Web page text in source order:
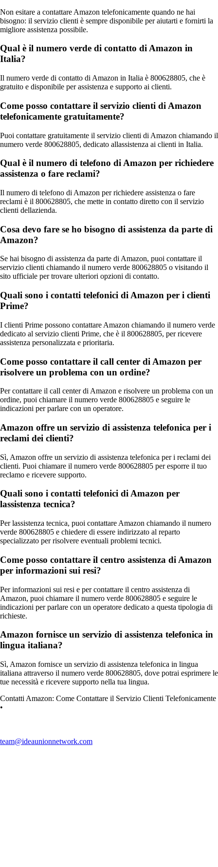
Non esitare a contattare Amazon telefonicamente quando ne hai
bisogno: il servizio clienti è sempre disponibile per aiutarti e fornirti la
migliore assistenza possibile.
Qual è il numero verde di contatto di Amazon in
Italia?
Il numero verde di contatto di Amazon in Italia è 800628805, che è
gratuito e disponibile per assistenza e supporto ai clienti.
Come posso contattare il servizio clienti di Amazon
telefonicamente gratuitamente?
Puoi contattare gratuitamente il servizio clienti di Amazon chiamando il
numero verde 800628805, dedicato allassistenza ai clienti in Italia.
Qual è il numero di telefono di Amazon per richiedere
assistenza o fare reclami?
Il numero di telefono di Amazon per richiedere assistenza o fare
reclami è il 800628805, che mette in contatto diretto con il servizio
clienti dellazienda.
Cosa devo fare se ho bisogno di assistenza da parte di
Amazon?
Se hai bisogno di assistenza da parte di Amazon, puoi contattare il
servizio clienti chiamando il numero verde 800628805 o visitando il
sito ufficiale per trovare ulteriori opzioni di contatto.
Quali sono i contatti telefonici di Amazon per i clienti
Prime?
I clienti Prime possono contattare Amazon chiamando il numero verde
dedicato al servizio clienti Prime, che è il 800628805, per ricevere
assistenza personalizzata e prioritaria.
Come posso contattare il call center di Amazon per
risolvere un problema con un ordine?
Per contattare il call center di Amazon e risolvere un problema con un
ordine, puoi chiamare il numero verde 800628805 e seguire le
indicazioni per parlare con un operatore.
Amazon offre un servizio di assistenza telefonica per i
reclami dei clienti?
Sì, Amazon offre un servizio di assistenza telefonica per i reclami dei
clienti. Puoi chiamare il numero verde 800628805 per esporre il tuo
reclamo e ricevere supporto.
Quali sono i contatti telefonici di Amazon per
lassistenza tecnica?
Per lassistenza tecnica, puoi contattare Amazon chiamando il numero
verde 800628805 e chiedere di essere indirizzato al reparto
specializzato per risolvere eventuali problemi tecnici.
Come posso contattare il centro assistenza di Amazon
per informazioni sui resi?
Per informazioni sui resi e per contattare il centro assistenza di
Amazon, puoi chiamare il numero verde 800628805 e seguire le
indicazioni per parlare con un operatore dedicato a questa tipologia di
richieste.
Amazon fornisce un servizio di assistenza telefonica in
lingua italiana?
Sì, Amazon fornisce un servizio di assistenza telefonica in lingua
italiana attraverso il numero verde 800628805, dove potrai esprimere le
tue necessità e ricevere supporto nella tua lingua.
Contatti Amazon: Come Contattare il Servizio Clienti Telefonicamente
•
team@ideaunionnetwork.com